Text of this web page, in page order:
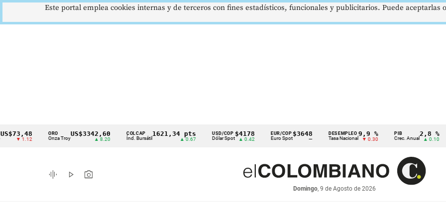
Cintillo
indicadores
económicos
ORO
Onza Troy
US$3342,60 COLCAP
Índ. Bursátil
1621,34 pts USD/COP
Dólar Spot
$4178
▲ 0.42
EUR/COP
Euro Spot
$3648
—
DESEMPLEO
Tasa Nacional
9,9 %
▼ 0.30
PIB
Crec. Anual
2,8 %
▲ 0.10
TRM
graphic_eq play_arrow photo_camera
Domingo, 9 de Agosto de 2026
Este portal emplea cookies internas y de terceros con fines estadísticos, funcionales y publicitarios. Puede aceptarlas